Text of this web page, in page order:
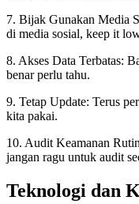
7. Bijak Gunakan Media
di media sosial, keep it
8. Akses Data Terbatas:
benar perlu tahu.
9. Tetap Update: Terus
kita pakai.
10. Audit Keamanan
jangan ragu untuk audit
Teknologi dan